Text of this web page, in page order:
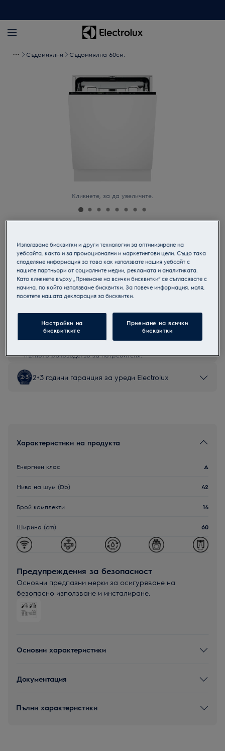
Съдомиялни Съдомиялна 60см.
Кликнете, за да увеличите.
Съдомиялна 60см.
Продуктов информационен лист
Инструкциите за безопасност и предупрежденията за
безопасност съгласно регламент на ЕС 2023/988 са
изброени в глава 1 и 2 на ръководството за потребителя.
пълното ръководство за потребителя.
2+3 години гаранция за уреди Electrolux
Характеристики на продукта
Енергиен клас A
Ниво на шум (Db) 42
Брой комплекти 14
Ширина (cm) 60
Предупреждения за безопасност
Основни предпазни мерки за осигуряване на
безопасно използване и инсталиране.
Основни характеристики
Документация
Пълни характеристики
Използваме бисквитки и други технологии за оптимизиране на
уебсайта, както и за промоционални и маркетингови цели. Също така
споделяме информация за това как използвате нашия уебсайт с
нашите партньори от социалните медии, рекламата и аналитиката.
Като кликнете върху „Приемане на всички бисквитки“ се съгласявате с
начина, по който използваме бисквитки. За повече информация, моля,
посетете нашата декларация за бисквитки.
Настройки на
бисквитките
Приемане на всички
бисквитки